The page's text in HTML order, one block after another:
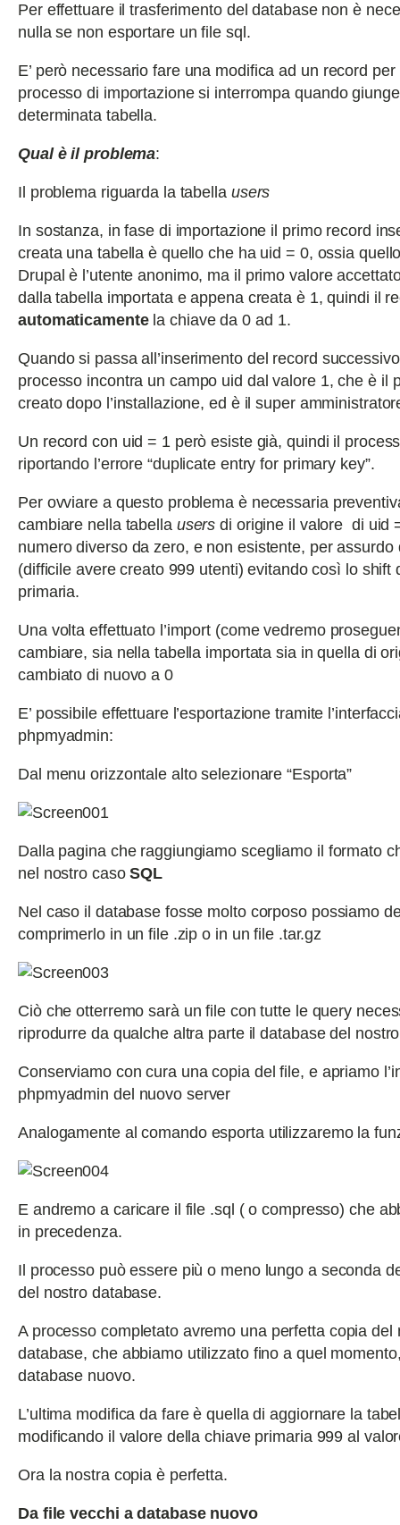
Per effettuare il trasferimento del database non è
nulla se non esportare un file sql.
E’ però necessario fare una modifica ad un record
processo di importazione si interrompa quando
determinata tabella.
Qual è il problema:
Il problema riguarda la tabella users
In sostanza, in fase di importazione il primo record
creata una tabella è quello che ha uid = 0, ossia
Drupal è l’utente anonimo, ma il primo valore
dalla tabella importata e appena creata è 1, quindi il
automaticamentela chiave da 0 ad 1.
Quando si passa all’inserimento del record
processo incontra un campo uid dal valore 1, che è il
creato dopo l’installazione, ed è il super
Un record con uid = 1 però esiste già, quindi il
riportando l’errore “duplicate entry for primary key”.
Per ovviare a questo problema è necessaria
cambiare nella tabella usersdi origine il valore di uid
numero diverso da zero, e non esistente, per assurdo
(difficile avere creato 999 utenti) evitando così lo shift
primaria.
Una volta effettuato l’import (come vedremo
cambiare, sia nella tabella importata sia in quella di
cambiato di nuovo a 0
E’ possibile effettuare l’esportazione tramite
phpmyadmin:
Dal menu orizzontale alto selezionare “Esporta”
Dalla pagina che raggiungiamo scegliamo il formato
nel nostro casoSQL
Nel caso il database fosse molto corposo possiamo
comprimerlo in un file .zip o in un file .tar.gz
Ciò che otterremo sarà un file con tutte le query
riprodurre da qualche altra parte il database del
Conserviamo con cura una copia del file, e apriamo
phpmyadmin del nuovo server
Analogamente al comando esporta utilizzaremo la
E andremo a caricare il file .sql ( o compresso) che
in precedenza.
Il processo può essere più o meno lungo a seconda
del nostro database.
A processo completato avremo una perfetta copia del
database, che abbiamo utilizzato fino a quel
database nuovo.
L’ultima modifica da fare è quella di aggiornare la
modificando il valore della chiave primaria 999 al
Ora la nostra copia è perfetta.
Da file vecchi a database nuovo